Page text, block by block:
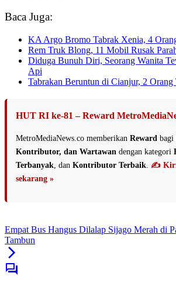
Baca Juga:
KA Argo Bromo Tabrak Xenia, 4
Rem Truk Blong, 11 Mobil Rusak
Diduga Bunuh Diri, Seorang Wanita
Api
Tabrakan Beruntun di Cianjur, 2 Orang
HUT RI ke-81 – Reward
MetroMediaNews.co memberikan Reward bagi
Kontributor, dan Wartawan dengan kategori
Terbanyak , dan Kontributor Terbaik ✍️
sekarang »
Empat Bus Hangus Dilalap Sijago Merah di
Tambun